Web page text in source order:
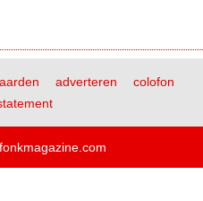
adverteren
colofon